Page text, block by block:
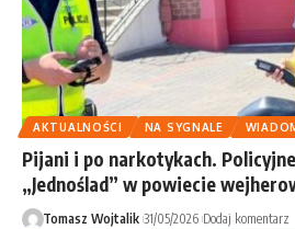
AKTUALNOŚCI
NA SYGNALE
Pijani i po narkotykach.
„Jednoślad” w powiecie
Tomasz Wojtalik 31/05/2026 Dodaj komentarz